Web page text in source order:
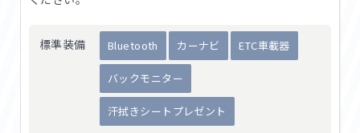
標準装備 Bluetooth カーナビ ETC車載器
バックモニター
汗拭きシートプレゼント